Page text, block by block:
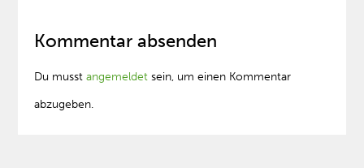
Kommentar absenden
Du musstangemeldet sein, um einen Kommentar
abzugeben.